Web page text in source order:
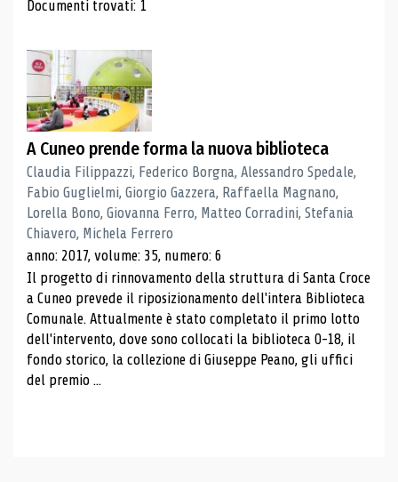
Risultati di ricerca
Documenti trovati: 1
A Cuneo prende forma la nuova biblioteca
Claudia Filippazzi, Federico Borgna, Alessandro Spedale,
Fabio Guglielmi, Giorgio Gazzera, Raffaella Magnano,
Lorella Bono, Giovanna Ferro, Matteo Corradini, Stefania
Chiavero, Michela Ferrero
anno: 2017, volume: 35, numero: 6
Il progetto di rinnovamento della struttura di Santa Croce
a Cuneo prevede il riposizionamento dell'intera Biblioteca
Comunale. Attualmente è stato completato il primo lotto
dell'intervento, dove sono collocati la biblioteca 0-18, il
fondo storico, la collezione di Giuseppe Peano, gli uffici
del premio ...